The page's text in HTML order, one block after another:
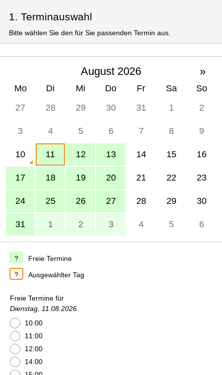
1. Terminauswahl
Bitte wählen Sie den für Sie passenden Termin aus.
August 2026 »
Mo Di Mi Do Fr Sa
So
27
28 29 30 31 1 2
3 4 5 6 7 8 9
10 11 12 13 14 15 16
17 18 19 20 21 22 23
24 25 26 27 28 29 30
31 1 2 3 4 5 6
Freie Termine
Ausgewählter Tag
Freie Termine für
Dienstag, 11.08.2026
10:00
11:00
12:00
14:00